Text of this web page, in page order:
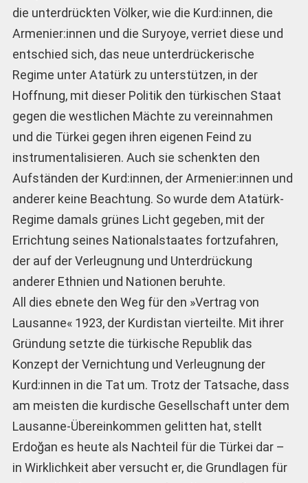
die unterdrückten Völker, wie die Kurd:innen, die
Armenier:innen und die Suryoye, verriet diese und
entschied sich, das neue unterdrückerische
Regime unter Atatürk zu unterstützen, in der
Hoffnung, mit dieser Politik den türkischen Staat
gegen die westlichen Mächte zu vereinnahmen
und die Türkei gegen ihren eigenen Feind zu
instrumentalisieren. Auch sie schenkten den
Aufständen der Kurd:innen, der Armenier:innen und
anderer keine Beachtung. So wurde dem Atatürk-
Regime damals grünes Licht gegeben, mit der
Errichtung seines Nationalstaates fortzufahren,
der auf der Verleugnung und Unterdrückung
anderer Ethnien und Nationen beruhte.
All dies ebnete den Weg für den »Vertrag von
Lausanne« 1923, der Kurdistan vierteilte. Mit ihrer
Gründung setzte die türkische Republik das
Konzept der Vernichtung und Verleugnung der
Kurd:innen in die Tat um. Trotz der Tatsache, dass
am meisten die kurdische Gesellschaft unter dem
Lausanne-Übereinkommen gelitten hat, stellt
Erdoğan es heute als Nachteil für die Türkei dar –
in Wirklichkeit aber versucht er, die Grundlagen für